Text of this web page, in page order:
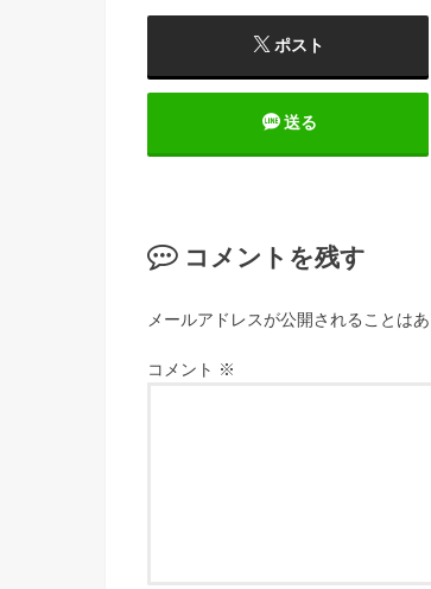
ポスト
送る
コメントを残す
メールアドレスが公開されることはあ
コメント ※